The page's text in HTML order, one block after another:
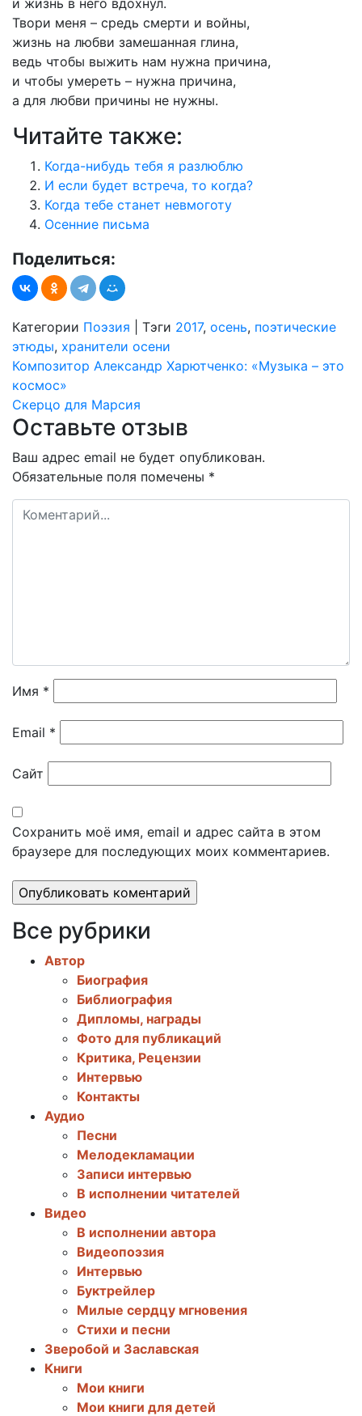
Твори меня – средь смерти и войны,
жизнь на любви замешанная глина,
ведь чтобы выжить нам нужна причина,
и чтобы умереть – нужна причина,
а для любви причины не нужны.
Читайте также:
Когда-нибудь тебя я разлюблю
И если будет встреча, то когда?
Когда тебе станет невмоготу
Осенние письма
Поделиться:
Категории Поэзия Тэги 2017, осень, поэтические
этюды, хранители осени
Навигация
по
записям
Композитор Александр Харютченко: «Музыка – это
космос»
Скерцо для Марсия
Оставьте отзыв
Ваш адрес email не будет опубликован.
Обязательные поля помечены *
Имя *
Email *
Сайт
Сохранить моё имя, email и адрес сайта в этом
браузере для последующих моих комментариев.
Все рубрики
Автор
Биография
Библиография
Дипломы, награды
Фото для публикаций
Критика, Рецензии
Интервью
Контакты
Аудио
Песни
Мелодекламации
Записи интервью
В исполнении читателей
Видео
В исполнении автора
Видеопоэзия
Интервью
Буктрейлер
Милые сердцу мгновения
Стихи и песни
Зверобой и Заславская
Книги
Мои книги
Мои книги для детей